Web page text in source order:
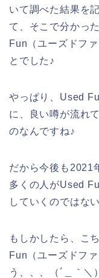
いて調べた結果を
て、そこで分かっ
Fun（ユーズドフ
とでした♪
やっぱり、Used
に、良い噂が流れ
のなんですね♪
だから今後も2021
多くの人がUsed
していくのではな
もしかしたら、こ
Fun（ユーズドフ
う、、、（´＿｀